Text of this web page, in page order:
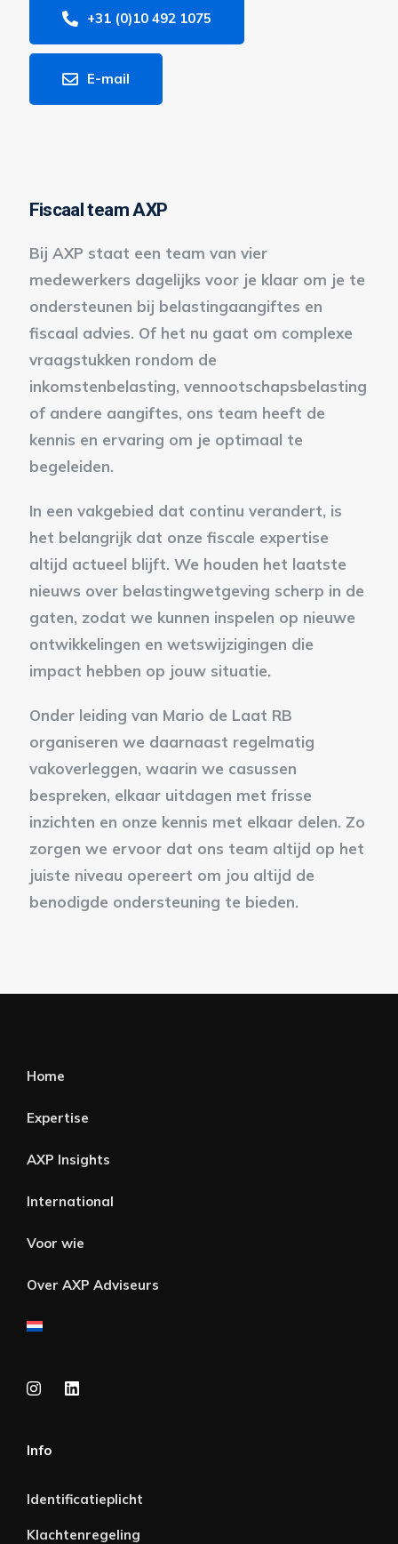
+31 (0)10 492 1075
E-mail
Fiscaal team AXP
Bij AXP staat een team van vier
medewerkers dagelijks voor je klaar om je te
ondersteunen bij belastingaangiftes en
fiscaal advies. Of het nu gaat om complexe
vraagstukken rondom de
inkomstenbelasting, vennootschapsbelasting
of andere aangiftes, ons team heeft de
kennis en ervaring om je optimaal te
begeleiden.
In een vakgebied dat continu verandert, is
het belangrijk dat onze fiscale expertise
altijd actueel blijft. We houden het laatste
nieuws over belastingwetgeving scherp in de
gaten, zodat we kunnen inspelen op nieuwe
ontwikkelingen en wetswijzigingen die
impact hebben op jouw situatie.
Onder leiding van Mario de Laat RB
organiseren we daarnaast regelmatig
vakoverleggen, waarin we casussen
bespreken, elkaar uitdagen met frisse
inzichten en onze kennis met elkaar delen. Zo
zorgen we ervoor dat ons team altijd op het
juiste niveau opereert om jou altijd de
benodigde ondersteuning te bieden.
Home
Expertise
AXP Insights
International
Voor wie
Over AXP Adviseurs
Info
Identificatieplicht
Klachtenregeling